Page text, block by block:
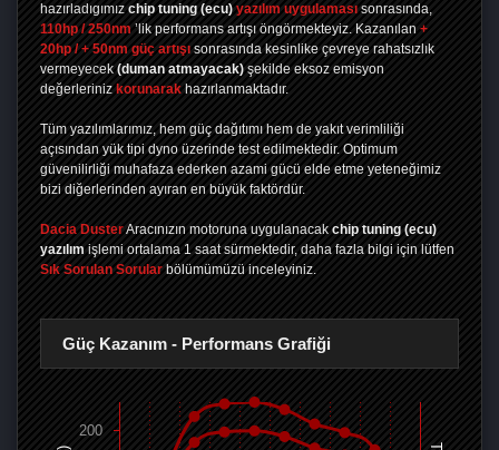
hazırladıgımız chip tuning (ecu) yazılım uygulaması sonrasında,
110hp / 250nm ’lik performans artışı öngörmekteyiz. Kazanılan +
20hp / + 50nm güç artışı sonrasında kesinlike çevreye rahatsızlık
vermeyecek (duman atmayacak) şekilde eksoz emisyon
değerleriniz korunarak hazırlanmaktadır.
Tüm yazılımlarımız, hem güç dağıtımı hem de yakıt verimliliği
açısından yük tipi dyno üzerinde test edilmektedir. Optimum
güvenilirliği muhafaza ederken azami gücü elde etme yeteneğimiz
bizi diğerlerinden ayıran en büyük faktördür.
Dacia DusterAracınızın motoruna uygulanacak chip tuning (ecu)
yazılım işlemi ortalama 1 saat sürmektedir, daha fazla bilgi için lütfen
Sık Sorulan Sorular bölümümüzü inceleyiniz.
Güç Kazanım - Performans Grafiği
200